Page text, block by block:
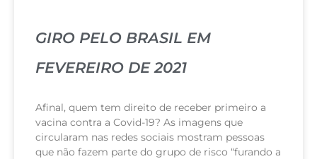
GIRO PELO BRASIL EM
FEVEREIRO DE 2021
Afinal, quem tem direito de receber primeiro a
vacina contra a Covid-19? As imagens que
circularam nas redes sociais mostram pessoas
que não fazem parte do grupo de risco “furando a